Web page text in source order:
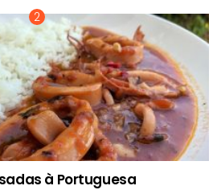
à Portuguesa